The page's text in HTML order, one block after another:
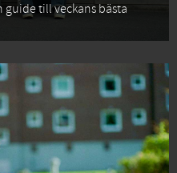
guide till veckans bästa